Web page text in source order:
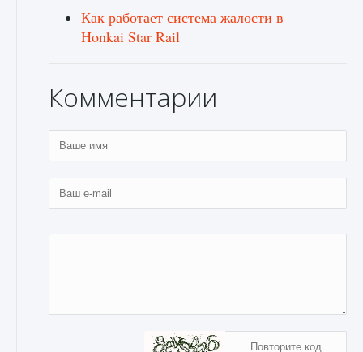
Как работает система жалости в
Honkai Star Rail
Комментарии